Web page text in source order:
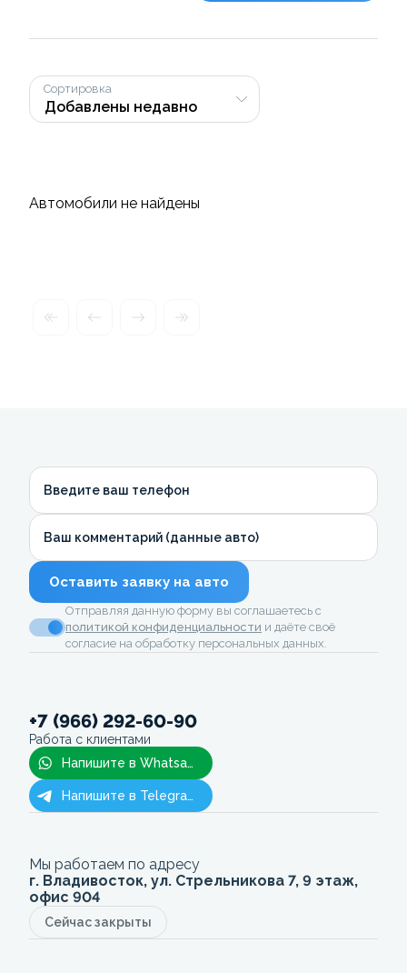
Сортировка
Автомобили не найдены
Введите ваш телефон
Ваш комментарий (данные авто)
Оставить заявку на авто
Отправляя данную форму вы соглашаетесь с
политикой конфиденциальности и даёте своё
согласие на обработку персональных данных.
+7 (966) 292-60-90
Работа с клиентами
Напишите в Whatsapp
Напишите в Telegram
Мы работаем по адресу
г. Владивосток, ул. Стрельникова 7, 9 этаж,
офис 904
Сейчас закрыты